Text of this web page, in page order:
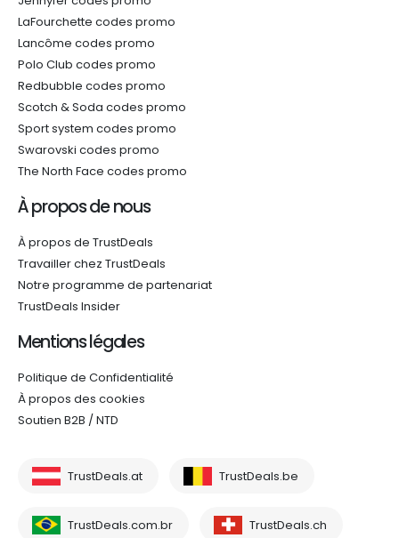
LaFourchette codes promo
Lancôme codes promo
Polo Club codes promo
Redbubble codes promo
Scotch & Soda codes promo
Sport system codes promo
Swarovski codes promo
The North Face codes promo
À propos de nous
À propos de TrustDeals
Travailler chez TrustDeals
Notre programme de partenariat
TrustDeals Insider
Mentions légales
Politique de Confidentialité
À propos des cookies
Soutien B2B / NTD
TrustDeals.at TrustDeals.be
TrustDeals.com.br TrustDeals.ch